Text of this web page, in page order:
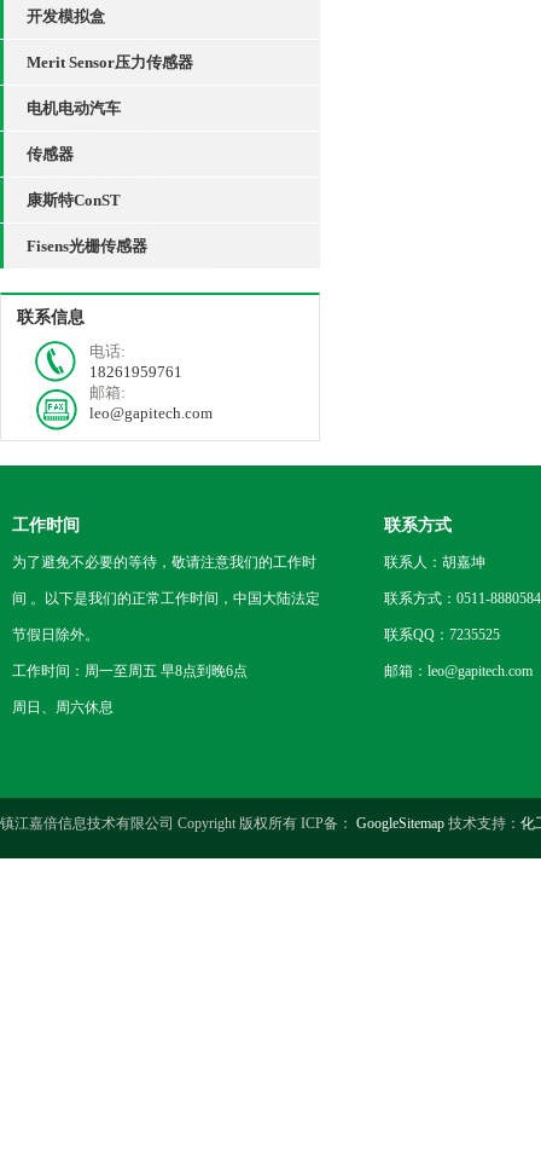
开发模拟盒
Merit Sensor压力传感器
电机电动汽车
传感器
康斯特ConST
Fisens光栅传感器
联系信息
电话:
18261959761
邮箱:
leo@gapitech.com
工作时间
为了避免不必要的等待，敬请注意我们的工作时
间 。以下是我们的正常工作时间，中国大陆法定
节假日除外。
工作时间：周一至周五 早8点到晚6点
周日、周六休息
联系方式
联系人：胡嘉坤
联系方式：0511-
联系QQ：7235525
邮箱：leo@gapitech.com
镇江嘉倍信息技术有限公司 Copyright 版权所有 ICP备： GoogleSitemap 技术支持： 化